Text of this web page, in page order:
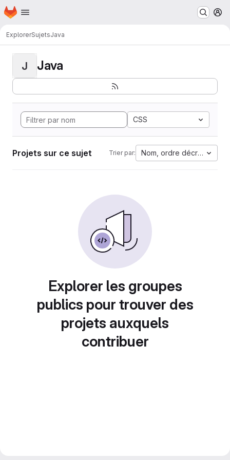
Passer au contenu principal
Page d'accueil
ExplorerSujetsJava
J Java
CSS
Projets sur ce sujet Trier par: Nom, ordre décroissant
Explorer les groupes
publics pour trouver des
projets auxquels
contribuer